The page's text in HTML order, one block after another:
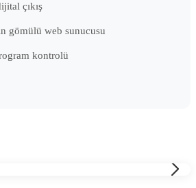
çıkış
gömülü web sunucusu
kontrolü